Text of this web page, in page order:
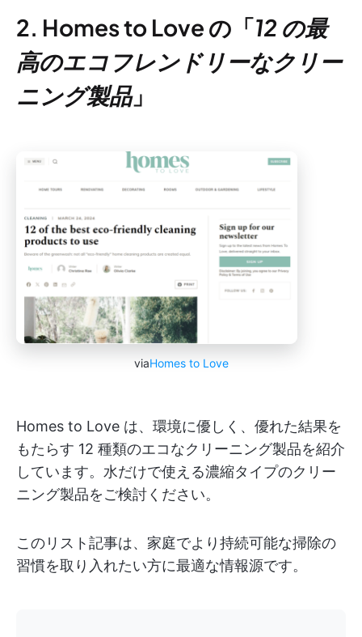
2. Homes to Love の「12 の最
高のエコフレンドリーなクリー
ニング製品」
viaHomes to Love
Homes to Love は、環境に優しく、優れた結果を
もたらす 12 種類のエコなクリーニング製品を紹介
しています。水だけで使える濃縮タイプのクリー
ニング製品をご検討ください。
このリスト記事は、家庭でより持続可能な掃除の
習慣を取り入れたい方に最適な情報源です。